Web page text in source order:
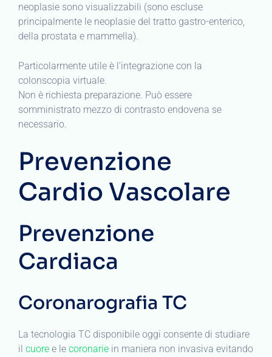
neoplasie sono visualizzabili (sono escluse
principalmente le neoplasie del tratto gastro-enterico,
della prostata e mammella).
Particolarmente utile è l’integrazione con la
colonscopia virtuale.
Non è richiesta preparazione. Può essere
somministrato mezzo di contrasto endovena se
necessario.
Prevenzione
Cardio Vascolare
Prevenzione
Cardiaca
Coronarografia TC
La tecnologia TC disponibile oggi consente di studiare
il cuore e le coronarie in maniera non invasiva evitando